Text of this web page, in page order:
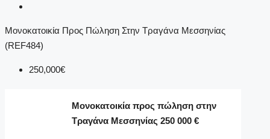
Μονοκατοικία Προς Πώληση Στην Τραγάνα Μεσσηνίας
(REF484)
250,000€
Μονοκατοικία προς πώληση στην
Τραγάνα Μεσσηνίας 250 000 €